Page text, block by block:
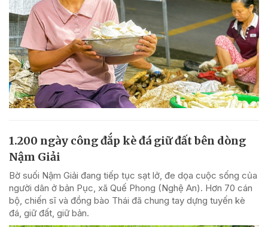
1.200 ngày công đắp kè đá giữ đất bên dòng
Nậm Giải
Bờ suối Nậm Giải đang tiếp tục sạt lở, đe dọa cuộc sống của
người dân ở bản Pục, xã Quế Phong (Nghệ An). Hơn 70 cán
bộ, chiến sĩ và đồng bào Thái đã chung tay dựng tuyến kè
đá, giữ đất, giữ bản.